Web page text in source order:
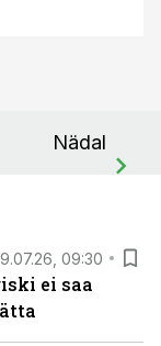
Nädal
09:30
ei saa